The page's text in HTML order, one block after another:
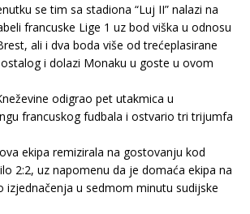
se tim sa stadiona “Luj II” nalazi na
francuske Lige 1 uz bod viška u odnosu
ali i dva boda više od trećeplasirane
i dolazi Monaku u goste u ovom
odigrao pet utakmica u
francuskog fudbala i ostvario tri trijumfa
ekipa remizirala na gostovanju kod
2:2, uz napomenu da je domaća ekipa na
izjednačenja u sedmom minutu sudijske